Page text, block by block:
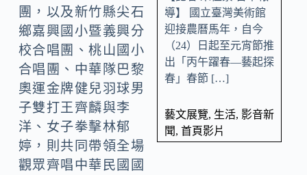
團，以及新竹縣尖石
鄉嘉興國小暨義興分
校合唱團、桃山國小
合唱團、中華隊巴黎
奧運金牌健兒羽球男
子雙打王齊麟與李
洋、女子拳擊林郁
婷，則共同帶領全場
觀眾齊唱中華民國國
導】 國立臺灣美術館
迎接農曆馬年，自今
（24）日起至元宵節推
出「丙午躍春—藝起探
春」春節 […]
藝文展覽, 生活, 影音新
聞, 首頁影片